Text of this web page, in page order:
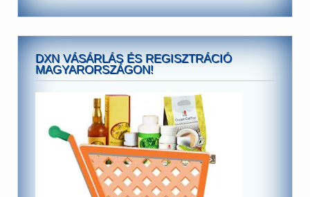
DXN VÁSÁRLÁS ÉS REGISZTRÁCIÓ
MAGYARORSZÁGON!